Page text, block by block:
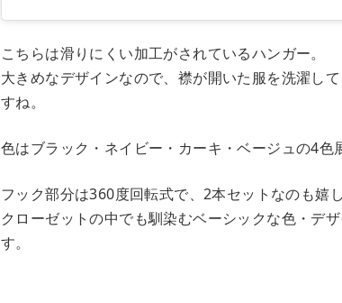
こちらは滑りにくい加工がされているハンガー。
大きめなデザインなので、襟が開いた服を洗濯し
すね。
色はブラック・ネイビー・カーキ・ベージュの4色
フック部分は360度回転式で、2本セットなのも嬉し
クローゼットの中でも馴染むベーシックな色・デ
す。